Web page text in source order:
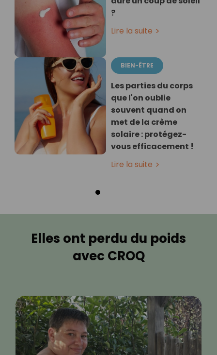
?
Lire la suite
BIEN-ÊTRE
Les parties du corps
que l'on oublie
souvent quand on
met de la crème
solaire : protégez-
vous efficacement !
Lire la suite
Elles ont perdu du poids
avec CROQ